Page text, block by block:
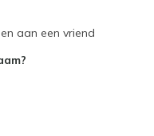
aan een vriend